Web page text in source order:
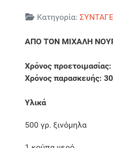
Λεπτομέρειες
Κατηγορία:
ΑΠΟ ΤΟΝ ΜΙΧΑΛΗ
Χρόνος προετοιμασίας:
Χρόνος παρασκευής:
Υλικά
500 γρ. ξινόμηλα